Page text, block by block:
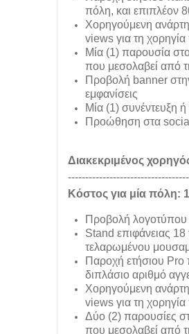
πόλη, και επιπλέον
Χορηγούμενη
views για τη
Μία (1) παρουσία
που μεσολαβεί από
Π ροβολή banner
εμφανίσεις
Μία (1) συνέντευξη
Π ροώθηση στα
Διακεκριμένος
Κόστος για μία πόλη:
Προβολή λογοτύπου
Stand επιφάνειας
τελαρωμένου
Παροχή ετήσιου Pro
διπλάσιο αριθμό
Χορηγούμενη
views για τη
Δύο (2) παρουσίες
που μεσολαβεί από